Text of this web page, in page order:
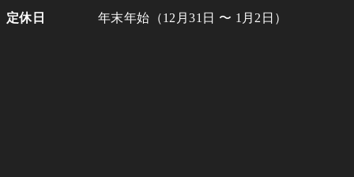
定休日 年末年始（12月31日 〜 1月2日）